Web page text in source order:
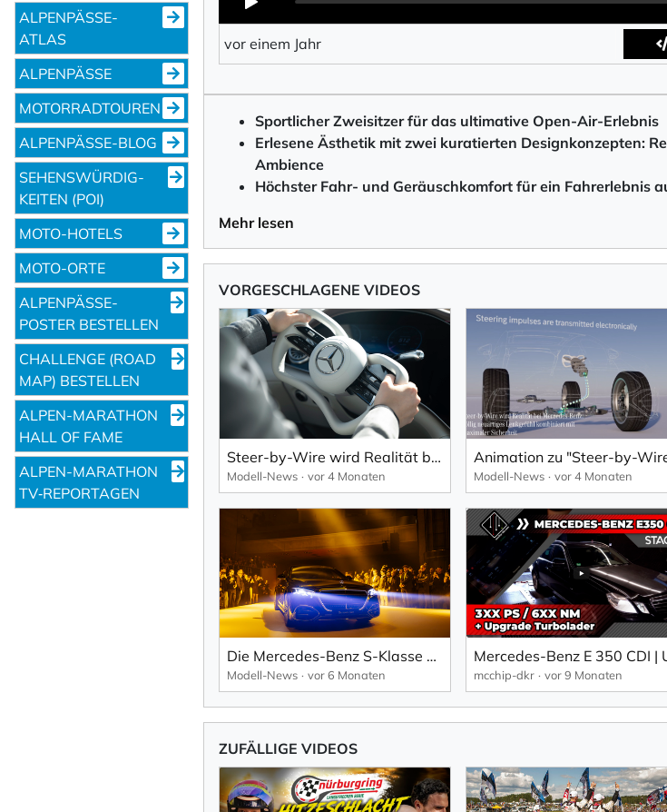
ALPENPÄSSE-
ATLAS
ALPENPÄSSE
MOTORRADTOUREN
ALPENPÄSSE-BLOG
SEHENS­WÜRDIG­
KEITEN (POI)
MOTO-HOTELS
MOTO-ORTE
ALPENPÄSSE-
POSTER BESTELLEN
CHALLENGE (ROAD
MAP) BESTELLEN
ALPEN-MARATHON
HALL OF FAME
ALPEN-MARATHON
TV‑REPORTAGEN
vor einem Jahr
Sportlicher Zweisitzer für das ultimative Open-Air-Erlebnis
Erlesene Ästhetik mit zwei kuratierten Designkonzepten:
Ambience
Höchster Fahr- und Geräuschkomfort für ein Fahrerlebnis
Mehr lesen
VORGESCHLAGENE VIDEOS
Steer-by-Wire wird Realität bei Mercedes-Benz: Imagefilm!
Modell-News vor 4 Monaten Modell-News vor 4 Monaten
Die Mercedes-Benz S-Klasse Weltpremiere vom 29. Januar 2026.
Modell-News vor 6 Monaten mcchip-dkr vor 9 Monaten
ZUFÄLLIGE VIDEOS